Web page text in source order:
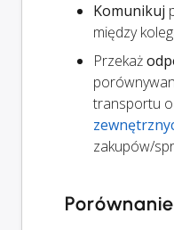
Komunikuj
między
Przekaż
transportu
zakupów/
Porównanie